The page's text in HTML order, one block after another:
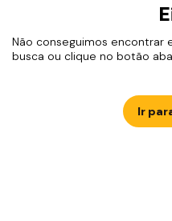
Não conseguimos encontrar
busca ou clique no botão
Ir